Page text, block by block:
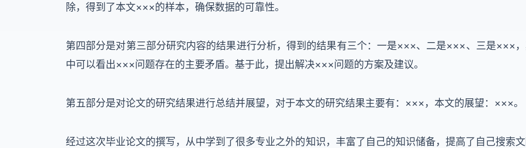
除，得到了本文×××的样本，确保数据的可靠性。
第四部分是对第三部分研究内容的结果进行分析，得到的结果有三个：一是×××、二是×××、三是×××
中可以看出×××问题存在的主要矛盾。基于此，提出解决×××问题的方案及建议。
第五部分是对论文的研究结果进行总结并展望，对于本文的研究结果主要有：×××，本文的展望：×××。
经过这次毕业论文的撰写，从中学到了很多专业之外的知识，丰富了自己的知识储备，提高了自己搜索